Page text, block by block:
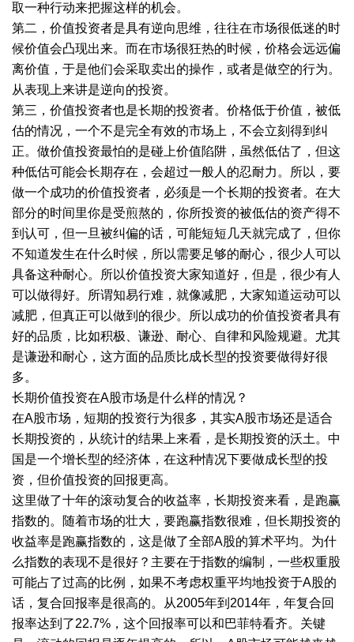
取一种行动来把握这样的机会。
第二，价值投资者是具有逆向思维，往往在市场很低迷的时
候价值会凸现出来。而在市场很狂热的时候，价格会远远偏
离价值，于是他们会采取卖出的操作，或者是做空的行为。
从表现上来讲是逆向的投资。
第三，价值投资者也是长期的投资者。价格低于价值，被低
估的情况，一个不是完全有效的市场上，不会立刻得到纠
正。做价值投资最怕的是碰上价值陷阱，虽然低估了，但这
种低估可能会长期存在，会超过一般人的忍耐力。所以，要
做一个成功的价值投资者，必须是一个长期的投资者。在大
部分的时间里你是受煎熬的，你所投资的被低估的资产得不
到认可，但一旦被纠偏的话，可能短短几天就完成了，但你
不知道发生在什么时候，所以需要足够的耐心，很少人可以
具备这种耐心。所以价值投资大家知道好，但是，很少有人
可以做得好。所谓知易行难，就像减肥，大家知道运动可以
减肥，但真正可以做到的很少。所以成功的价值投资者具有
好的品质，比如积极、谦逊、耐心、自律和风险规避。尤其
是谦逊和耐心，这方面的品质比成长型的投资要做得好很
多。
长期价值投资在A股市场是什么样的情况？
在A股市场，短期的投资行为很多，其实A股市场还是适合
长期投资的，从统计的结果上来看，是长期投资的沃土。中
国是一个增长型的经济体，在这种情况下要做成长型的投
资，但价值投资的回报更高。
这里做了十年的滚动复合的收益率，长期投资来看，是跑赢
指数的。随着市场的壮大，要跑赢指数很难，但长期投资的
收益率是跑赢指数的，这是做了全部A股的算术平均。为什
么指数的表现不是很好？主要在于指数的编制，一些权重股
可能占了过高的比例，如果不考虑权重平均地投资于A股的
话，复合回报率是很高的。从2005年到2014年，年复合回
报率达到了22.7%，这个回报率可以和巴菲特看齐。关键